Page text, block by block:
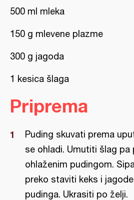
500 ml mleka
150 g mlevene plazme
300 g jagoda
1 kesica šlaga
Priprema
Puding skuvati prema
se ohladi. Umutiti šlag pa
ohlaženim pudingom.
preko staviti keks i
pudinga. Ukrasiti po želji.